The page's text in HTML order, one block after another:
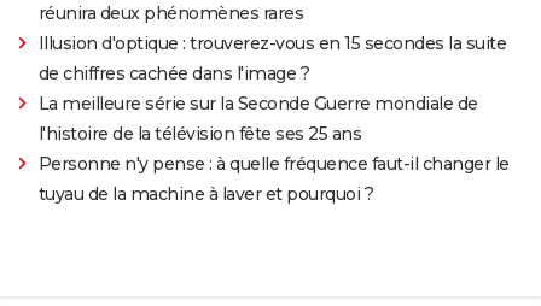
réunira deux phénomènes rares
Illusion d'optique : trouverez-vous en 15 secondes la suite
de chiffres cachée dans l'image ?
La meilleure série sur la Seconde Guerre mondiale de
l'histoire de la télévision fête ses 25 ans
Personne n'y pense : à quelle fréquence faut-il changer le
tuyau de la machine à laver et pourquoi ?